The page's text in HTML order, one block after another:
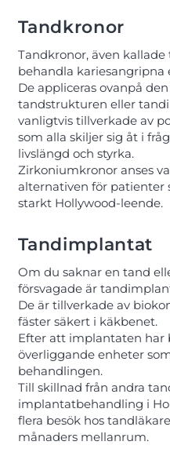
Tandkronor
Tandkronor, även
behandla kariesangripna
De appliceras ovanpå
tandstrukturen eller
vanligtvis tillverkade av
som alla skiljer sig åt i
livslängd och styrka.
Zirkoniumkronor anses
alternativen för patienter
starkt Hollywood-leende.
Tandimplantat
Om du saknar en tand
försvagade är
De är tillverkade av
fäster säkert i käkbenet.
Efter att implantaten har
överliggande enheter
behandlingen.
Till skillnad från andra
implantatbehandling i
flera besök hos
månaders mellanrum.